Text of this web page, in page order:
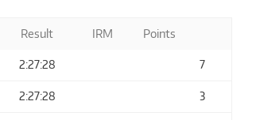
Result IRM Points
2:27:28 7
2:27:28 3